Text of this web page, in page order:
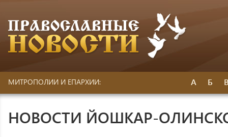
МИТРОПОЛИИ И ЕПАРХИИ: А Б
НОВОСТИ ЙОШКАР-